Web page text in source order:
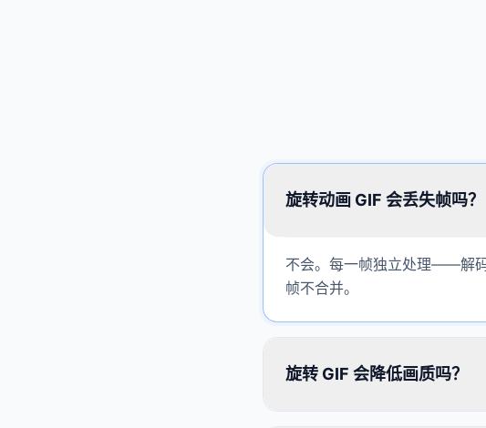
旋转动画 GIF 会丢失帧吗？
不会。每一帧独立处理——解
帧不合并。
旋转 GIF 会降低画质吗？